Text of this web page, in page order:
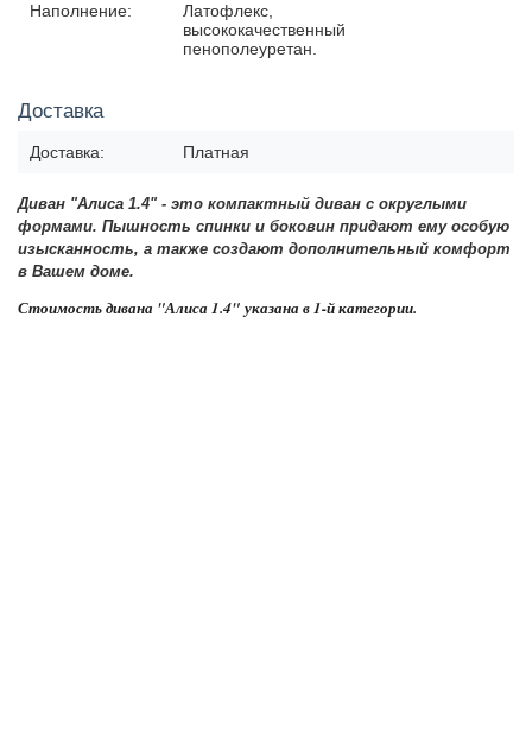
Наполнение:
Латофлекс,
высококачественный
пенополеуретан.
Доставка
Доставка: Платная
Диван "Алиса 1.4"- это компактный диван с округлыми
формами. Пышность спинки и боковин придают ему особую
изысканность, а также создают дополнительный комфорт
в Вашем доме.
Стоимость дивана "Алиса 1.4" указана в 1-й категории.